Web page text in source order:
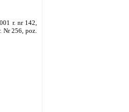
r. nr 142,
Nr 256, poz.